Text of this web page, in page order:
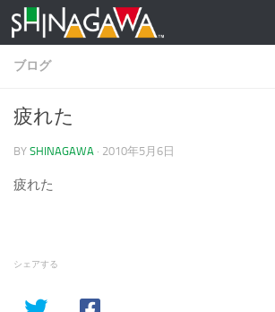
コンテンツへスキップ
ブログ
疲れた
BY SHINAGAWA · 2010年5月6日
疲れた
シェアする